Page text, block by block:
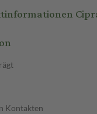
Kontakten